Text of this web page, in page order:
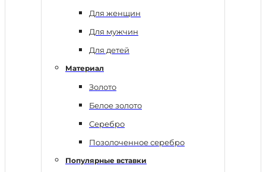
Для женщин
Для мужчин
Для детей
Материал
Золото
Белое золото
Серебро
Позолоченное серебро
Популярные вставки